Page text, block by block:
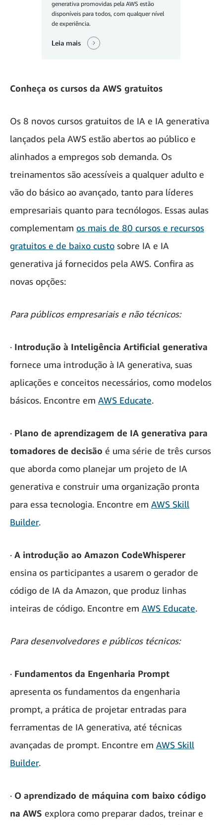
generativa promovidas pela AWS estão
disponíveis para todos, com qualquer nível
de experiência.
Leia mais
Conheça os cursos da AWS gratuitos
Os 8 novos cursos gratuitos de IA e IA generativa
lançados pela AWS estão abertos ao público e
alinhados a empregos sob demanda. Os
treinamentos são acessíveis a qualquer adulto e
vão do básico ao avançado, tanto para líderes
empresariais quanto para tecnólogos. Essas aulas
complementam os mais de 80 cursos e recursos
gratuitos e de baixo custo sobre IA e IA
generativa já fornecidos pela AWS. Confira as
novas opções:
Para públicos empresariais e não técnicos:
· Introdução à Inteligência Artificial generativa
fornece uma introdução à IA generativa, suas
aplicações e conceitos necessários, como modelos
básicos. Encontre em AWS Educate.
· Plano de aprendizagem de IA generativa para
tomadores de decisão é uma série de três cursos
que aborda como planejar um projeto de IA
generativa e construir uma organização pronta
para essa tecnologia. Encontre em AWS Skill
Builder.
· A introdução ao Amazon CodeWhisperer
ensina os participantes a usarem o gerador de
código de IA da Amazon, que produz linhas
inteiras de código. Encontre em AWS Educate.
Para desenvolvedores e públicos técnicos:
· Fundamentos da Engenharia Prompt
apresenta os fundamentos da engenharia
prompt, a prática de projetar entradas para
ferramentas de IA generativa, até técnicas
avançadas de prompt. Encontre em AWS Skill
Builder.
· O aprendizado de máquina com baixo código
na AWS explora como preparar dados, treinar e